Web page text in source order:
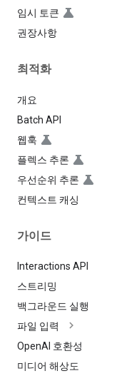
임시 토큰
권장사항
최적화
개요
Batch API
웹훅
플렉스 추론
우선순위 추론
컨텍스트 캐싱
가이드
Interactions API
스트리밍
백그라운드 실행
파일 입력
OpenAI 호환성
미디어 해상도